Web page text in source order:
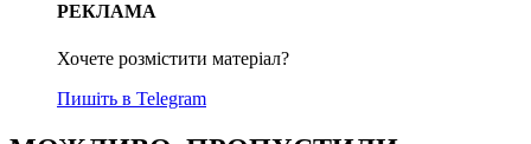
РЕКЛАМА
Хочете розмістити матеріал?
Пишіть в Telegram